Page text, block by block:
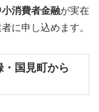
消費者金融が実在
に申し込めます。
国見町から